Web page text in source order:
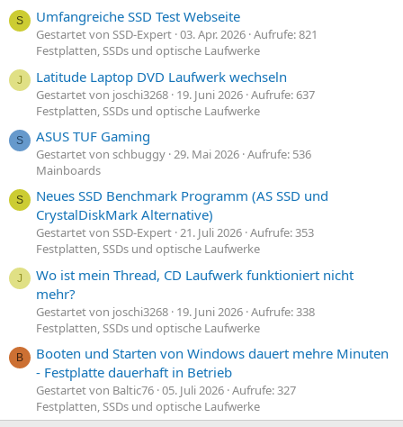
S Umfangreiche SSD Test Webseite
Gestartet von SSD-Expert 03. Apr. 2026 Aufrufe: 821
Festplatten, SSDs und optische Laufwerke
J Latitude Laptop DVD Laufwerk wechseln
Gestartet von joschi3268 19. Juni 2026 Aufrufe: 637
Festplatten, SSDs und optische Laufwerke
S ASUS TUF Gaming
Gestartet von schbuggy 29. Mai 2026 Aufrufe: 536
Mainboards
S
Neues SSD Benchmark Programm (AS SSD und
CrystalDiskMark Alternative)
Gestartet von SSD-Expert 21. Juli 2026 Aufrufe: 353
Festplatten, SSDs und optische Laufwerke
J
Wo ist mein Thread, CD Laufwerk funktioniert nicht
mehr?
Gestartet von joschi3268 19. Juni 2026 Aufrufe: 338
Festplatten, SSDs und optische Laufwerke
B
Booten und Starten von Windows dauert mehre Minuten
- Festplatte dauerhaft in Betrieb
Gestartet von Baltic76 05. Juli 2026 Aufrufe: 327
Festplatten, SSDs und optische Laufwerke